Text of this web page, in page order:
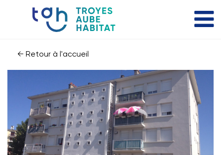
← Retour à l'accueil